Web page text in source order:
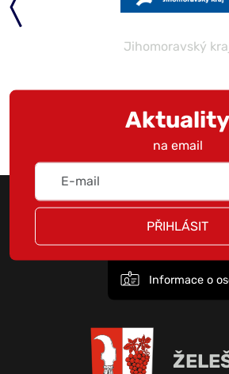
Jihomoravský
Aktuality
na email
PŘIHLÁSIT
Informace o